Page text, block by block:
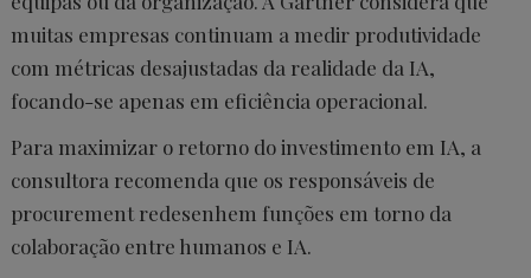
muitas empresas continuam a medir produtividade
com métricas desajustadas da realidade da IA,
focando-se apenas em eficiência operacional.
Para maximizar o retorno do investimento em IA, a
consultora recomenda que os responsáveis de
procurement redesenhem funções em torno da
colaboração entre humanos e IA.